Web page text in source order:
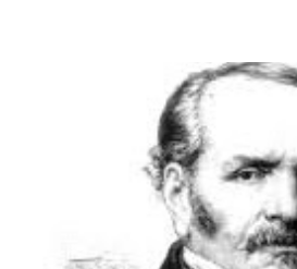
mais rico e produtivo por ele nos é
que a Doutrina Espírita estabelece
e as ciências humanas, nos faculta,
conhecimentos, condições e
as nossas encarnações como
mundo social ao qual fazemos parte.